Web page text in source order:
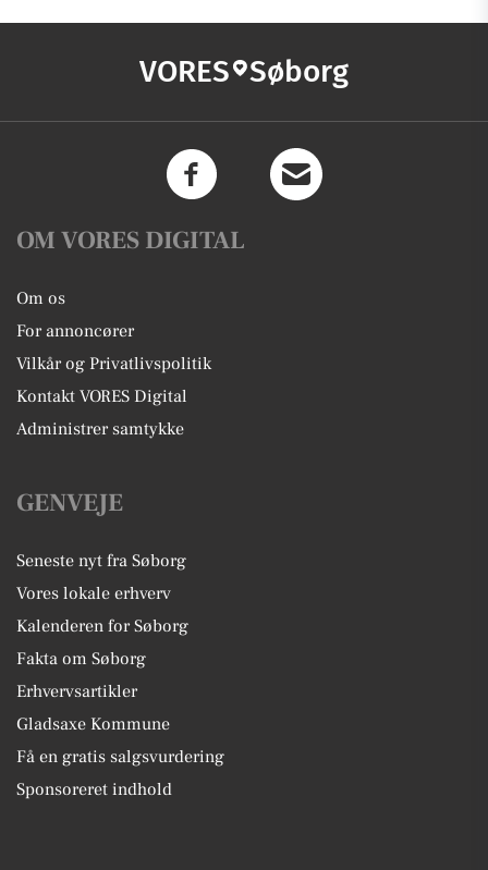
VORES Søborg
OM VORES DIGITAL
Om os
For annoncører
Vilkår og Privatlivspolitik
Kontakt VORES Digital
Administrer samtykke
GENVEJE
Seneste nyt fra Søborg
Vores lokale erhverv
Kalenderen for Søborg
Fakta om Søborg
Erhvervsartikler
Gladsaxe Kommune
Få en gratis salgsvurdering
Sponsoreret indhold